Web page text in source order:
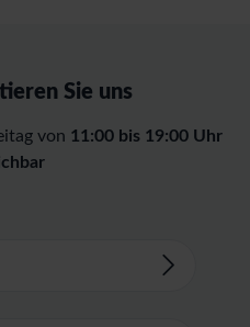
Sie uns
von 11:00 bis 19:00 Uhr